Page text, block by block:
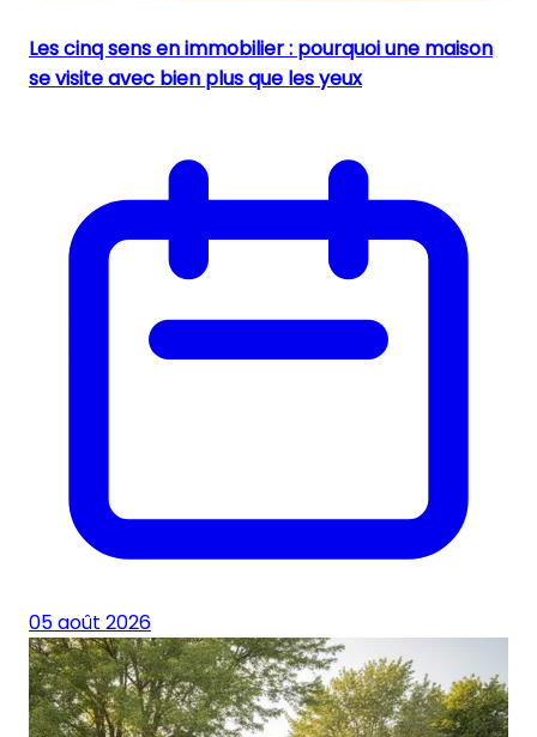
Les cinq sens en immobilier : pourquoi une maison
se visite avec bien plus que les yeux
05 août 2026